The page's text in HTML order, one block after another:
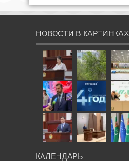
НОВОСТИ В КАРТИНКАХ
КАЛЕНДАРЬ